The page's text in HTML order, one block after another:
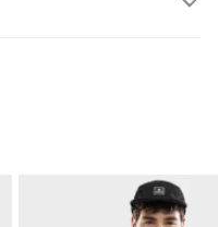
desde $300.00
tienes 30 días